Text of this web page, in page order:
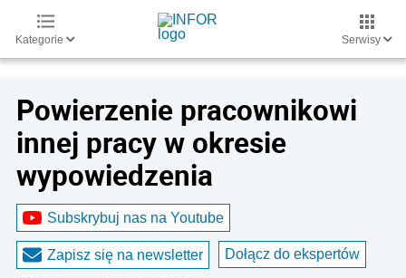
Kategorie Serwisy
Powierzenie pracownikowi
innej pracy w okresie
wypowiedzenia
Subskrybuj nas na Youtube
Zapisz się na newsletter Dołącz do ekspertów